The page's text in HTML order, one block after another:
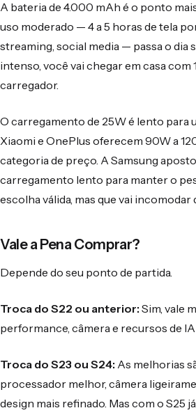
A bateria de 4.000 mAh é o ponto
uso moderado — 4 a 5 horas de tela
streaming, social media — passa o dia
intenso, você vai chegar em casa com
carregador.
O carregamento de 25W é lento para
Xiaomi e OnePlus oferecem 90W a
categoria de preço. A Samsung
carregamento lento para manter o
escolha válida, mas que vai incomodar
Vale a Pena Comprar?
Depende do seu ponto de partida.
Troca do S22 ou anterior: Sim, vale
performance, câmera e recursos de
Troca do S23 ou S24: As melhorias
processador melhor, câmera
design mais refinado. Mas com o S25